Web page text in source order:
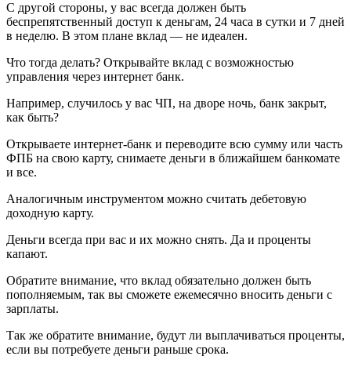
С другой стороны, у вас всегда должен быть
беспрепятственный доступ к деньгам, 24 часа в сутки и 7 дней
в неделю. В этом плане вклад — не идеален.
Что тогда делать? Открывайте вклад с возможностью
управления через интернет банк.
Например, случилось у вас ЧП, на дворе ночь, банк закрыт,
как быть?
Открываете интернет-банк и переводите всю сумму или часть
ФПБ на свою карту, снимаете деньги в ближайшем банкомате
и все.
Аналогичным инструментом можно считать дебетовую
доходную карту.
Деньги всегда при вас и их можно снять. Да и проценты
капают.
Обратите внимание, что вклад обязательно должен быть
пополняемым, так вы сможете ежемесячно вносить деньги с
зарплаты.
Так же обратите внимание, будут ли выплачиваться проценты,
если вы потребуете деньги раньше срока.